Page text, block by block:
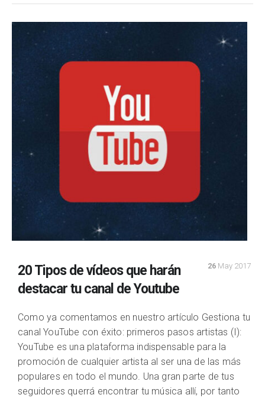
26 May 2017
20 Tipos de vídeos que harán
destacar tu canal de Youtube
Como ya comentamos en nuestro artículo Gestiona tu
canal YouTube con éxito: primeros pasos artistas (I):
YouTube es una plataforma indispensable para la
promoción de cualquier artista al ser una de las más
populares en todo el mundo. Una gran parte de tus
seguidores querrá encontrar tu música allí, por tanto